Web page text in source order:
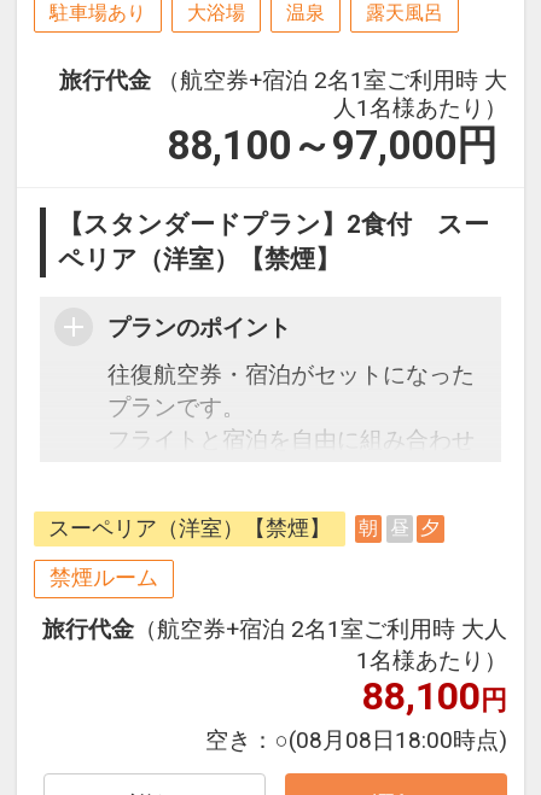
駐車場あり 大浴場 温泉 露天風呂
旅行代金
（航空券+宿泊 2名1室ご利用時 大
人1名様あたり）
88,100～97,000 円
【スタンダードプラン】2食付 スー
ペリア（洋室）【禁煙】
プランのポイント
往復航空券・宿泊がセットになった
プランです。
フライトと宿泊を自由に組み合わせ
ら、一都市滞在はもちろん周遊旅行
にも最適！
旅行期間中の1泊だけの宿泊や延
泊・飛び泊なども自由自在です。
フライトは、安心のJAL（または
JALグループ）確約！フライトマイ
オプションでレンタカーや現地交
スーペリア（洋室）【禁煙】 朝 昼 夕
禁煙ルーム
旅行代金 （航空券+宿泊 2名1室ご利用時 大人
1名様あたり）
88,100円
空き： ○(08月08日18:00時点)